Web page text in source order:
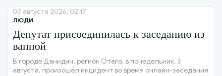
ЛЮДИ
Депутат присоединилась к заседанию из
ванной
В городе Данидин, регион Отаго, в понедельник, 3
августа, произошёл инцидент во время онлайн-заседания
07 августа 2026, 02:17